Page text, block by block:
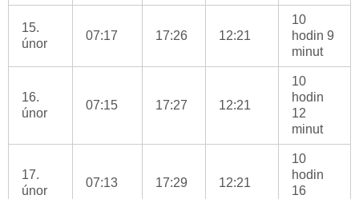
15.
únor
07:17 17:26 12:21
10
hodin 9
minut
16.
únor
07:15 17:27 12:21
10
hodin
12
minut
17.
únor
07:13 17:29 12:21
10
hodin
16